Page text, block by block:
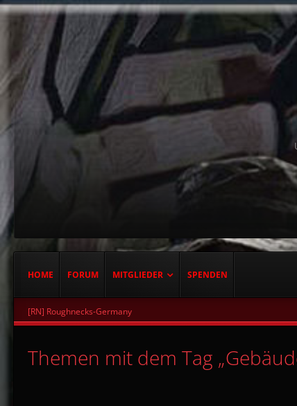
HOME FORUM MITGLIEDER SPENDEN
[RN] Roughnecks-Germany
Themen mit dem Tag